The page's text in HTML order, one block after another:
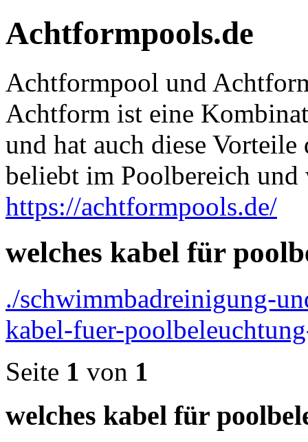
Achtformpools.de
Achtformpool und
Achtform ist eine
und hat auch diese
beliebt im Poolbereich und
https://achtformpools.de/
welches kabel für
./schwimmbadreinigung-
kabel-fuer-
Seite 1 von 1
welches kabel für